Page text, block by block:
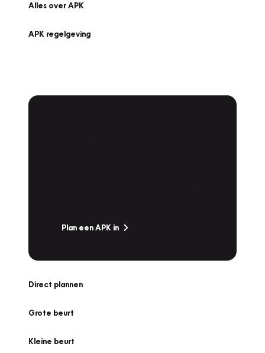
Alles over APK
APK regelgeving
Plan een APK in
Direct plannen
Grote beurt
Kleine beurt